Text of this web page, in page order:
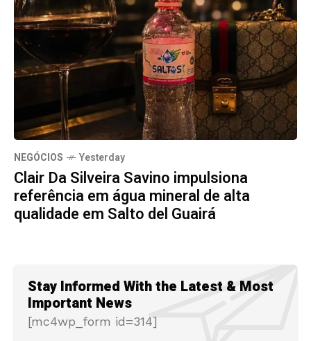
NEGÓCIOS Yesterday
Clair Da Silveira Savino impulsiona
referência em água mineral de alta
qualidade em Salto del Guairá
Stay Informed With the Latest & Most
Important News
[mc4wp_form id=314]